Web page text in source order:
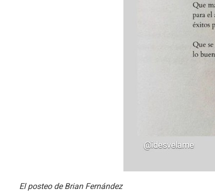
El posteo de Brian Fernández